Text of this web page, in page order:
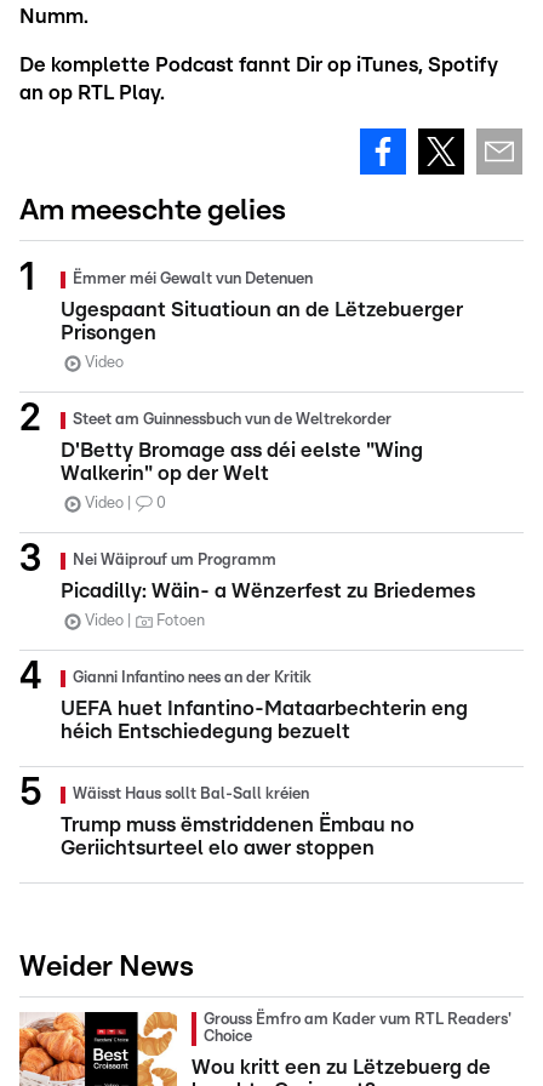
Numm.
De komplette Podcast fannt Dir op iTunes, Spotify
an op RTL Play.
Am meeschte gelies
Ëmmer méi Gewalt vun Detenuen
Ugespaant Situatioun an de Lëtzebuerger
Prisongen
Video
Steet am Guinnessbuch vun de Weltrekorder
D'Betty Bromage ass déi eelste "Wing
Walkerin" op der Welt
Video 0
Nei Wäiprouf um Programm
Picadilly: Wäin- a Wënzerfest zu Briedemes
Video Fotoen
Gianni Infantino nees an der Kritik
UEFA huet Infantino-Mataarbechterin eng
héich Entschiedegung bezuelt
Wäisst Haus sollt Bal-Sall kréien
Trump muss ëmstriddenen Ëmbau no
Geriichtsurteel elo awer stoppen
Weider News
Grouss Ëmfro am Kader vum RTL Readers'
Choice
Wou kritt een zu Lëtzebuerg de